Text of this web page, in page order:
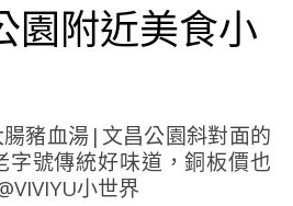
園附近美食小